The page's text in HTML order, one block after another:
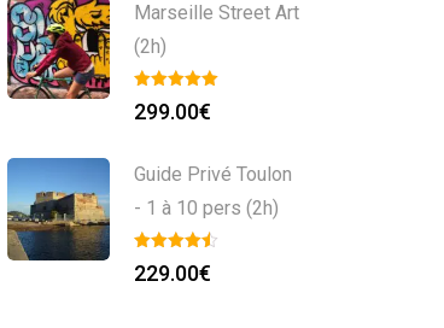
Marseille Street Art
(2h)
299.00€
Guide Privé Toulon
- 1 à 10 pers (2h)
229.00€